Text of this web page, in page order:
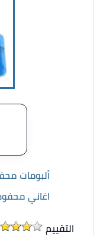
ألبومات
اغاني
التقييم